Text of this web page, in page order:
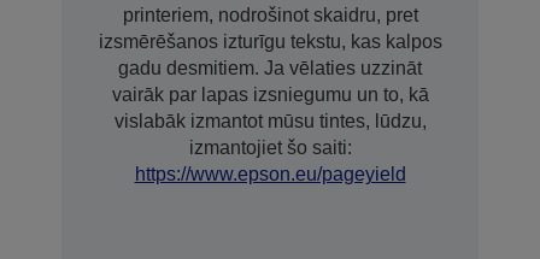
printeriem, nodrošinot skaidru, pret
izsmērēšanos izturīgu tekstu, kas kalpos
gadu desmitiem. Ja vēlaties uzzināt
vairāk par lapas izsniegumu un to, kā
vislabāk izmantot mūsu tintes, lūdzu,
izmantojiet šo saiti:
https://www.epson.eu/pageyield